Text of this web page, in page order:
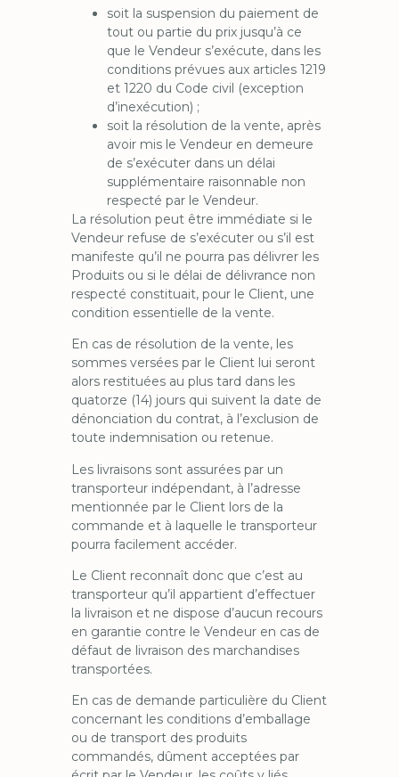
soit la suspension du paiement de
tout ou partie du prix jusqu’à ce
que le Vendeur s’exécute, dans les
conditions prévues aux articles 1219
et 1220 du Code civil (exception
d’inexécution) ;
soit la résolution de la vente, après
avoir mis le Vendeur en demeure
de s’exécuter dans un délai
supplémentaire raisonnable non
respecté par le Vendeur.
La résolution peut être immédiate si le
Vendeur refuse de s’exécuter ou s’il est
manifeste qu’il ne pourra pas délivrer les
Produits ou si le délai de délivrance non
respecté constituait, pour le Client, une
condition essentielle de la vente.
En cas de résolution de la vente, les
sommes versées par le Client lui seront
alors restituées au plus tard dans les
quatorze (14) jours qui suivent la date de
dénonciation du contrat, à l’exclusion de
toute indemnisation ou retenue.
Les livraisons sont assurées par un
transporteur indépendant, à l’adresse
mentionnée par le Client lors de la
commande et à laquelle le transporteur
pourra facilement accéder.
Le Client reconnaît donc que c’est au
transporteur qu’il appartient d’effectuer
la livraison et ne dispose d’aucun recours
en garantie contre le Vendeur en cas de
défaut de livraison des marchandises
transportées.
En cas de demande particulière du Client
concernant les conditions d’emballage
ou de transport des produits
commandés, dûment acceptées par